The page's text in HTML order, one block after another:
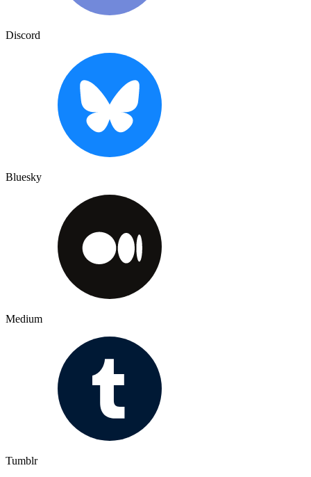
Discord
Bluesky
Medium
Tumblr